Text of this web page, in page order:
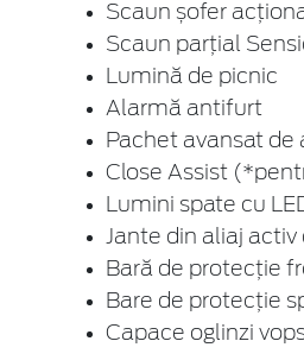
Scaun șofer
Scaun parțial
Lumină de picnic
Alarmă antifurt
Pachet avansat
Close Assist
Lumini spate cu
Jante din aliaj activ
Bară de protecție
Bare de protecție
Capace oglinzi